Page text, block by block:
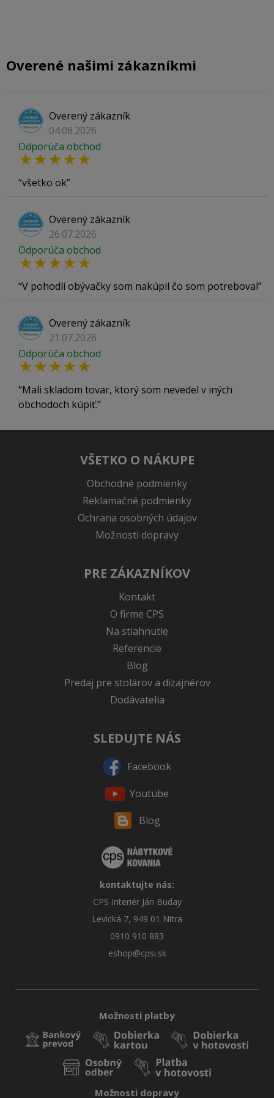
Overené našimi zákazníkmi
Overený zákazník
04.08.2026
Odporúča obchod
všetko ok
Overený zákazník
26.07.2026
Odporúča obchod
V pohodlí obývačky som nakúpil čo som potreboval
Overený zákazník
21.07.2026
Odporúča obchod
Mali skladom tovar, ktorý som nevedel v iných
obchodoch kúpiť.
VŠETKO O NÁKUPE
Obchodné podmienky
Reklamačné podmienky
Ochrana osobných údajov
Možnosti dopravy
PRE ZÁKAZNÍKOV
Kontakt
O firme CPS
Na stiahnutie
Referencie
Blog
Predaj pre stolárov a dizajnérov
Dodávatelia
SLEDUJTE NÁS
Facebook
Youtube
Blog
kontaktujte nás:
CPS Interiér Ján Buday
Levická 7, 949 01 Nitra
0910 910 883
eshop@cpsi.sk
Možnosti platby
Možnosti dopravy